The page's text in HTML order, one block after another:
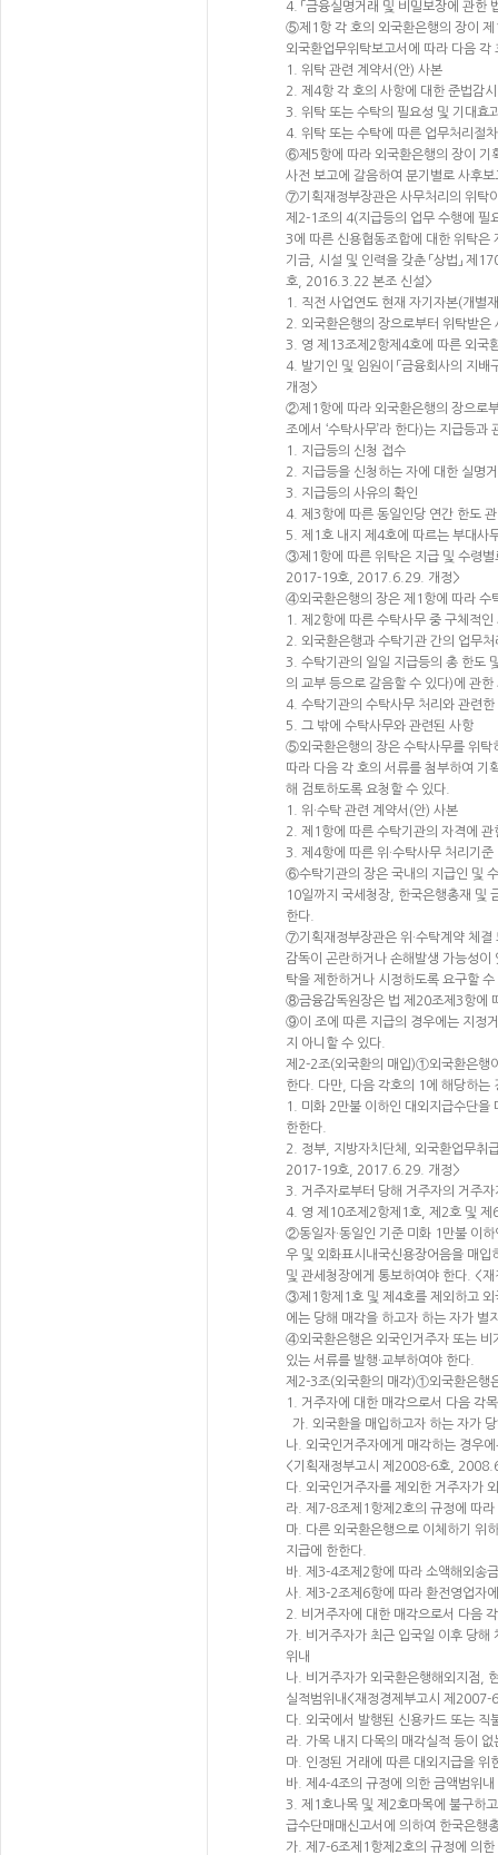
4. 「금융실명거래 및 비밀보장에 관한
⑤제1항 각 호의 외국환은행의 장이 제
외국환업무위탁보고서에 따라 다음
1. 위탁 관련 계약서(안) 사본
2. 제4항 각 호의 사항에 대한 준법감
3. 위탁 또는 수탁의 필요성 및 기대효
4. 위탁 또는 수탁에 따른 업무처리절
⑥제5항에 따라 외국환은행의 장이 기
사전 보고에 갈음하여 분기별로 사후
⑦기획재정부장관은 사무처리의 위탁
제2-1조의 4(지급등의 업무 수행에 필
3에 따른 신용협동조합에 대한 위탁은
기금, 시설 및 인력을 갖춘 「상법」
호, 2016.3.22 본조 신설>
1. 직전 사업연도 현재 자기자본(개별
2. 외국환은행의 장으로부터 위탁받은
3. 영 제13조제2항제4호에 따른 외국
4. 발기인 및 임원이 「금융회사의 지
개정>
②제1항에 따라 외국환은행의 장으로
조에서 ‘수탁사무’라 한다)는 지급등
1. 지급등의 신청 접수
2. 지급등을 신청하는 자에 대한 실명
3. 지급등의 사유의 확인
4. 제3항에 따른 동일인당 연간 한도
5. 제1호 내지 제4호에 따르는 부대사
③제1항에 따른 위탁은 지급 및 수령별
2017-19호, 2017.6.29. 개정>
④외국환은행의 장은 제1항에 따라 수
1. 제2항에 따른 수탁사무 중 구체적인
2. 외국환은행과 수탁기관 간의 업무처
3. 수탁기관의 일일 지급등의 총 한도
의 교부 등으로 갈음할 수 있다)에 관한
4. 수탁기관의 수탁사무 처리와 관련
5. 그 밖에 수탁사무와 관련된 사항
⑤외국환은행의 장은 수탁사무를 위탁
따라 다음 각 호의 서류를 첨부하여 기
해 검토하도록 요청할 수 있다.
1. 위·수탁 관련 계약서(안) 사본
2. 제1항에 따른 수탁기관의 자격에 관
3. 제4항에 따른 위·수탁사무 처리기준
⑥수탁기관의 장은 국내의 지급인 및
10일까지 국세청장, 한국은행총재 및
한다.
⑦기획재정부장관은 위·수탁계약 체결
감독이 곤란하거나 손해발생 가능성이
탁을 제한하거나 시정하도록 요구할
⑧금융감독원장은 법 제20조제3항에
⑨이 조에 따른 지급의 경우에는 지정
지 아니할 수 있다.
제2-2조(외국환의 매입)①외국환은행
한다. 다만, 다음 각호의 1에 해당하는
1. 미화 2만불 이하인 대외지급수단을
한한다.
2. 정부, 지방자치단체, 외국환업무취
2017-19호, 2017.6.29. 개정>
3. 거주자로부터 당해 거주자의 거주
4. 영 제10조제2항제1호, 제2호 및 제
②동일자·동일인 기준 미화 1만불 이
우 및 외화표시내국신용장어음을 매
및 관세청장에게 통보하여야 한다. <
③제1항제1호 및 제4호를 제외하고 외
에는 당해 매각을 하고자 하는 자가 별
④외국환은행은 외국인거주자 또는 비
있는 서류를 발행·교부하여야 한다.
제2-3조(외국환의 매각)①외국환은행
1. 거주자에 대한 매각으로서 다음 각
가. 외국환을 매입하고자 하는 자가
나. 외국인거주자에게 매각하는 경우
<기획재정부고시 제2008-6호,
다. 외국인거주자를 제외한 거주자가
라. 제7-8조제1항제2호의 규정에 따
마. 다른 외국환은행으로 이체하기 위
지급에 한한다.
바. 제3-4조제2항에 따라 소액해외송
사. 제3-2조제6항에 따라 환전영업자
2. 비거주자에 대한 매각으로서 다음
가. 비거주자가 최근 입국일 이후 당해
위내
나. 비거주자가 외국환은행해외지점,
실적범위내<재정경제부고시 제
다. 외국에서 발행된 신용카드 또는 직
라. 가목 내지 다목의 매각실적 등이
마. 인정된 거래에 따른 대외지급을 위
바. 제4-4조의 규정에 의한 금액범위
3. 제1호나목 및 제2호마목에 불구하
급수단매매신고서에 의하여 한국은행
가. 제7-6조제1항제2호의 규정에 의한